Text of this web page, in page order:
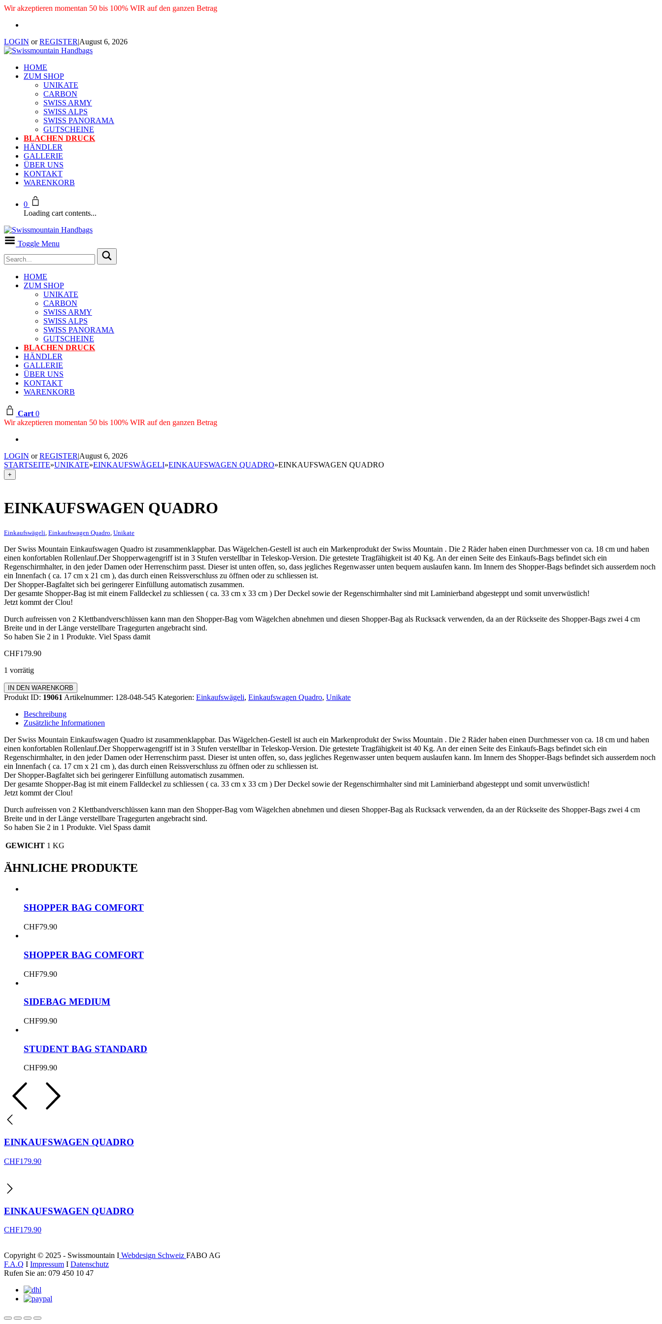
Wir akzeptieren momentan 50 bis 100% WIR auf den ganzen Betrag
LOGIN orREGISTER|August 6, 2026
HOME
ZUM SHOP
UNIKATE
CARBON
SWISS ARMY
SWISS ALPS
SWISS PANORAMA
GUTSCHEINE
BLACHEN DRUCK
HÄNDLER
GALLERIE
ÜBER UNS
KONTAKT
WARENKORB
0
Loading cart contents...
Toggle Menu
HOME
ZUM SHOP
UNIKATE
CARBON
SWISS ARMY
SWISS ALPS
SWISS PANORAMA
GUTSCHEINE
BLACHEN DRUCK
HÄNDLER
GALLERIE
ÜBER UNS
KONTAKT
WARENKORB
Cart 0
Wir akzeptieren momentan 50 bis 100% WIR auf den ganzen Betrag
LOGIN orREGISTER|August 6, 2026
STARTSEITE»UNIKATE»EINKAUFSWÄGELI»EINKAUFSWAGEN QUADRO»EINKAUFSWAGEN QUADRO
+
EINKAUFSWAGEN QUADRO
Einkaufswägeli Einkaufswagen Quadro Unikate
Der Swiss Mountain Einkaufswagen Quadro ist zusammenklappbar. Das Wägelchen-Gestell ist auch ein Markenprodukt der Swiss Mountain . Die 2 Räder haben einen Durchmesser von ca. 18 cm und haben
einen konfortablen Rollenlauf.Der Shopperwagengriff ist in 3 Stufen verstellbar in Teleskop-Version. Die getestete Tragfähigkeit ist 40 Kg. An der einen Seite des Einkaufs-Bags befindet sich ein
Regenschirmhalter, in den jeder Damen oder Herrenschirm passt. Dieser ist unten offen, so, dass jegliches Regenwasser unten bequem auslaufen kann. Im Innern des Shopper-Bags befindet sich ausserdem noch
ein Innenfach ( ca. 17 cm x 21 cm ), das durch einen Reissverschluss zu öffnen oder zu schliessen ist.
Der Shopper-Bagfaltet sich bei geringerer Einfüllung automatisch zusammen.
Der gesamte Shopper-Bag ist mit einem Falldeckel zu schliessen ( ca. 33 cm x 33 cm ) Der Deckel sowie der Regenschirmhalter sind mit Laminierband abgesteppt und somit unverwüstlich!
Jetzt kommt der Clou!
Durch aufreissen von 2 Klettbandverschlüssen kann man den Shopper-Bag vom Wägelchen abnehmen und diesen Shopper-Bag als Rucksack verwenden, da an der Rückseite des Shopper-Bags zwei 4 cm
Breite und in der Länge verstellbare Tragegurten angebracht sind.
So haben Sie 2 in 1 Produkte. Viel Spass damit
CHF179.90
1 vorrätig
Einkaufswagen
Quadro
IN DEN WARENKORB
Produkt ID: 19061 Artikelnummer: 128-048-545 Kategorien: Einkaufswägeli, Einkaufswagen Quadro, Unikate
Beschreibung
Zusätzliche Informationen
Der Swiss Mountain Einkaufswagen Quadro ist zusammenklappbar. Das Wägelchen-Gestell ist auch ein Markenprodukt der Swiss Mountain . Die 2 Räder haben einen Durchmesser von ca. 18 cm und haben
einen konfortablen Rollenlauf.Der Shopperwagengriff ist in 3 Stufen verstellbar in Teleskop-Version. Die getestete Tragfähigkeit ist 40 Kg. An der einen Seite des Einkaufs-Bags befindet sich ein
Regenschirmhalter, in den jeder Damen oder Herrenschirm passt. Dieser ist unten offen, so, dass jegliches Regenwasser unten bequem auslaufen kann. Im Innern des Shopper-Bags befindet sich ausserdem noch
ein Innenfach ( ca. 17 cm x 21 cm ), das durch einen Reissverschluss zu öffnen oder zu schliessen ist.
Der Shopper-Bagfaltet sich bei geringerer Einfüllung automatisch zusammen.
Der gesamte Shopper-Bag ist mit einem Falldeckel zu schliessen ( ca. 33 cm x 33 cm ) Der Deckel sowie der Regenschirmhalter sind mit Laminierband abgesteppt und somit unverwüstlich!
Jetzt kommt der Clou!
Durch aufreissen von 2 Klettbandverschlüssen kann man den Shopper-Bag vom Wägelchen abnehmen und diesen Shopper-Bag als Rucksack verwenden, da an der Rückseite des Shopper-Bags zwei 4 cm
Breite und in der Länge verstellbare Tragegurten angebracht sind.
So haben Sie 2 in 1 Produkte. Viel Spass damit
GEWICHT 1 KG
ÄHNLICHE PRODUKTE
SHOPPER BAG COMFORT
CHF79.90
SHOPPER BAG COMFORT
CHF79.90
SIDEBAG MEDIUM
CHF99.90
STUDENT BAG STANDARD
CHF99.90
EINKAUFSWAGEN QUADRO
CHF179.90
EINKAUFSWAGEN QUADRO
CHF179.90
Copyright © 2025 - Swissmountain I Webdesign Schweiz FABO AG
F.A.Q I Impressum I Datenschutz
Rufen Sie an: 079 450 10 47